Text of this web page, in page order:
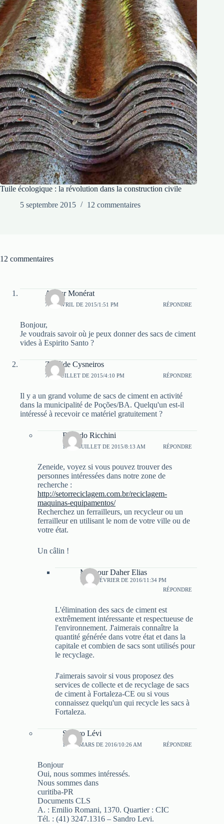
Tuile écologique : la révolution dans la construction civile
5 septembre 2015
12 commentaires
12 commentaires
Arthur Monérat
7 DE AVRIL DE 2015/1:51 PM RÉPONDRE
Bonjour,
Je voudrais savoir où je peux donner des sacs de ciment
vides à Espirito Santo ?
Zénéide Cysneiros
7 DE JUILLET DE 2015/4:10 PM RÉPONDRE
Il y a un grand volume de sacs de ciment en activité
dans la municipalité de Poções/BA. Quelqu'un est-il
intéressé à recevoir ce matériel gratuitement ?
Ricardo Ricchini
12 DE JUILLET DE 2015/8:13 AM RÉPONDRE
Zeneide, voyez si vous pouvez trouver des
personnes intéressées dans notre zone de
recherche :
http://setorreciclagem.com.br/reciclagem-
maquinas-equipamentos/
Recherchez un ferrailleurs, un recycleur ou un
ferrailleur en utilisant le nom de votre ville ou de
votre état.
Un câlin !
Mansour Daher Elias
17 DE FÉVRIER DE 2016/11:34 PM
RÉPONDRE
L'élimination des sacs de ciment est
extrêmement intéressante et respectueuse de
l'environnement. J'aimerais connaître la
quantité générée dans votre état et dans la
capitale et combien de sacs sont utilisés pour
le recyclage.
J'aimerais savoir si vous proposez des
services de collecte et de recyclage de sacs
de ciment à Fortaleza-CE ou si vous
connaissez quelqu'un qui recycle les sacs à
Fortaleza.
Sandro Lévi
17 DE MARS DE 2016/10:26 AM RÉPONDRE
Bonjour
Oui, nous sommes intéressés.
Nous sommes dans
curitiba-PR
Documents CLS
A. : Emilio Romani, 1370. Quartier : CIC
Tél. : (41) 3247.1316 – Sandro Levi.